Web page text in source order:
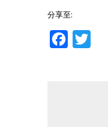
分享至:
Facebook